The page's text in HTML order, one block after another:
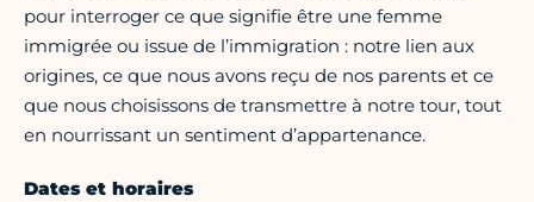
pour interroger ce que signifie être une femme
immigrée ou issue de l’immigration : notre lien aux
origines, ce que nous avons reçu de nos parents et ce
que nous choisissons de transmettre à notre tour, tout
en nourrissant un sentiment d’appartenance.
Dates et horaires